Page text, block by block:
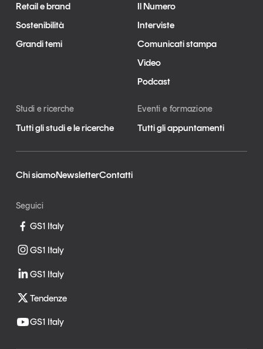
Retail e brand
Sostenibilità
Grandi temi
Il Numero
Interviste
Comunicati stampa
Video
Podcast
Studi e ricerche
Tutti gli studi e le ricerche
Eventi e formazione
Tutti gli appuntamenti
Chi siamoNewsletterContatti
Seguici
GS1 Italy
GS1 Italy
GS1 Italy
Tendenze
GS1 Italy